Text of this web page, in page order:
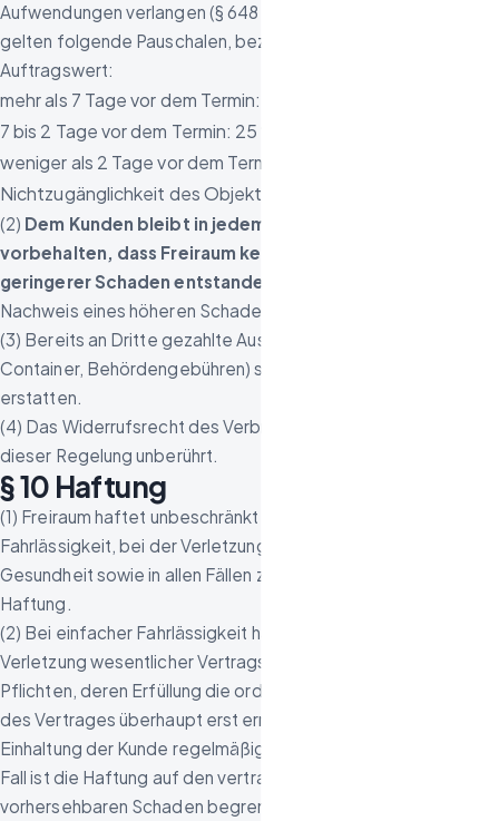
Aufwendungen verlangen (§ 648 BGB). Zur Vereinfachung
gelten folgende Pauschalen, bezogen auf den vereinbarten
Auftragswert:
mehr als 7 Tage vor dem Termin: 10 %
7 bis 2 Tage vor dem Termin: 25 %
weniger als 2 Tage vor dem Termin oder bei
Nichtzugänglichkeit des Objekts: 40 %
(2) Dem Kunden bleibt in jedem Fall der Nachweis
vorbehalten, dass Freiraum kein oder ein wesentlich
geringerer Schaden entstanden ist.
Nachweis eines höheren Schadens vorbehalten.
(3) Bereits an Dritte gezahlte Auslagen (Halteverbot,
Container, Behördengebühren) sind unabhängig davon zu
erstatten.
(4) Das Widerrufsrecht des Verbrauchers nach § 11 bleibt von
dieser Regelung unberührt.
§ 10 Haftung
(1) Freiraum haftet unbeschränkt bei Vorsatz und grober
Fahrlässigkeit, bei der Verletzung von Leben, Körper oder
Gesundheit sowie in allen Fällen zwingender gesetzlicher
Haftung.
(2) Bei einfacher Fahrlässigkeit haftet Freiraum nur für die
Verletzung wesentlicher Vertragspflichten, also solcher
Pflichten, deren Erfüllung die ordnungsgemäße Durchführung
des Vertrages überhaupt erst ermöglicht und auf deren
Einhaltung der Kunde regelmäßig vertrauen darf. In diesem
Fall ist die Haftung auf den vertragstypischen,
vorhersehbaren Schaden begrenzt.